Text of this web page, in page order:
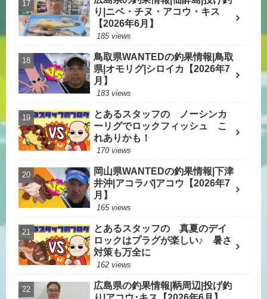
り|ニベ・チヌ・アコウ・キス
【2026年6月】
185 views
鳥取県WANTEDの釣果情報|鳥取
県|オモリグ|シロイカ【2026年7
月】
183 views
とあるスタッフの ノーシンカ
ーリグでロックフィッシュ こ
れありかも！
170 views
岡山県WANTEDの釣果情報|下津
井沖|アコラバ|アコウ【2026年7
月】
165 views
とあるスタッフの 真夏のデイ
ロックはプラグが楽しい♪ 暑さ
対策も万全に
162 views
広島県の釣果情報|鞆周辺|投げ釣